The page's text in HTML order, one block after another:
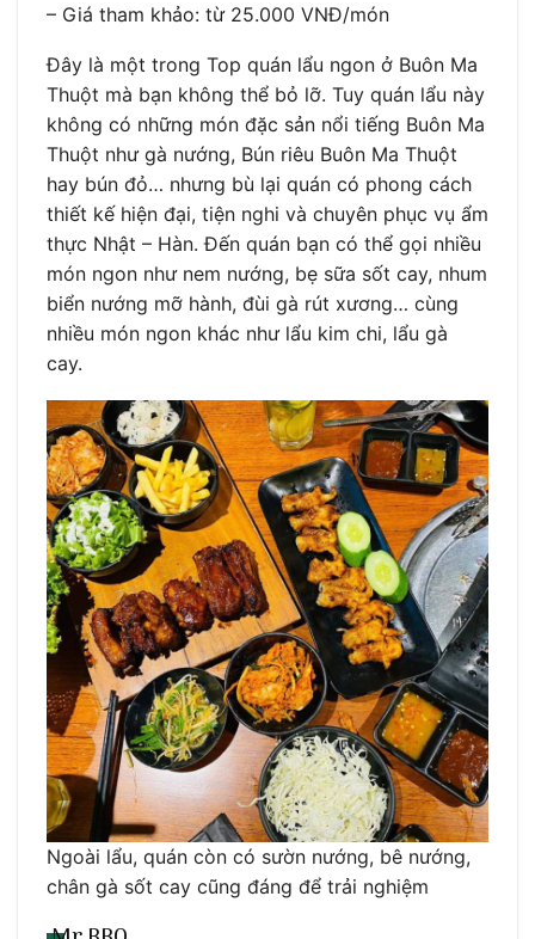
– Giá tham khảo: từ 25.000 VNĐ/món
Đây là một trong Top quán lẩu ngon ở Buôn Ma
Thuột mà bạn không thể bỏ lỡ. Tuy quán lẩu này
không có những món đặc sản nổi tiếng Buôn Ma
Thuột như gà nướng, Bún riêu Buôn Ma Thuột
hay bún đỏ… nhưng bù lại quán có phong cách
thiết kế hiện đại, tiện nghi và chuyên phục vụ ẩm
thực Nhật – Hàn. Đến quán bạn có thể gọi nhiều
món ngon như nem nướng, bẹ sữa sốt cay, nhum
biển nướng mỡ hành, đùi gà rút xương… cùng
nhiều món ngon khác như lẩu kim chi, lẩu gà
cay.
Ngoài lẩu, quán còn có sườn nướng, bê nướng,
chân gà sốt cay cũng đáng để trải nghiệm